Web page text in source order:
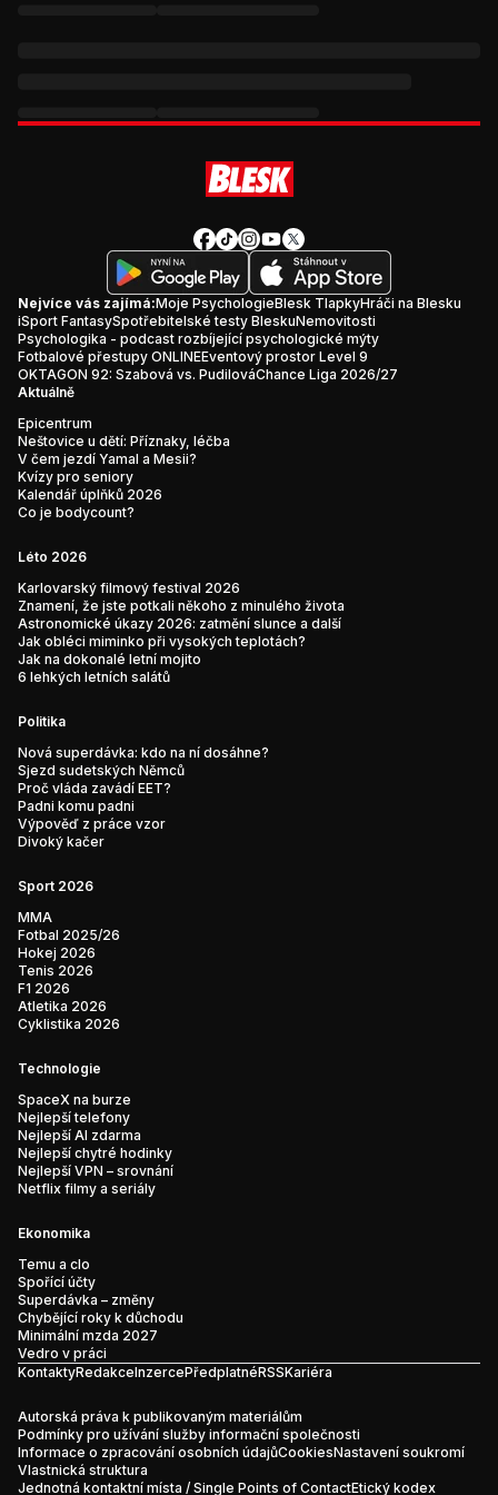
Nejvíce vás zajímá:Moje PsychologieBlesk TlapkyHráči na Blesku
iSport FantasySpotřebitelské testy BleskuNemovitosti
Psychologika - podcast rozbíjející psychologické mýty
Fotbalové přestupy ONLINEEventový prostor Level 9
OKTAGON 92: Szabová vs. PudilováChance Liga 2026/27
Aktuálně
Epicentrum
Neštovice u dětí: Příznaky, léčba
V čem jezdí Yamal a Mesii?
Kvízy pro seniory
Kalendář úplňků 2026
Co je bodycount?
Léto 2026
Karlovarský filmový festival 2026
Znamení, že jste potkali někoho z minulého života
Astronomické úkazy 2026: zatmění slunce a další
Jak obléci miminko při vysokých teplotách?
Jak na dokonalé letní mojito
6 lehkých letních salátů
Politika
Nová superdávka: kdo na ní dosáhne?
Sjezd sudetských Němců
Proč vláda zavádí EET?
Padni komu padni
Výpověď z práce vzor
Divoký kačer
Sport 2026
MMA
Fotbal 2025/26
Hokej 2026
Tenis 2026
F1 2026
Atletika 2026
Cyklistika 2026
Technologie
SpaceX na burze
Nejlepší telefony
Nejlepší AI zdarma
Nejlepší chytré hodinky
Nejlepší VPN – srovnání
Netflix filmy a seriály
Ekonomika
Temu a clo
Spořící účty
Superdávka – změny
Chybějící roky k důchodu
Minimální mzda 2027
Vedro v práci
KontaktyRedakceInzercePředplatnéRSSKariéra
Autorská práva k publikovaným materiálům
Podmínky pro užívání služby informační společnosti
Informace o zpracování osobních údajůCookiesNastavení soukromí
Vlastnická struktura
Jednotná kontaktní místa / Single Points of ContactEtický kodex